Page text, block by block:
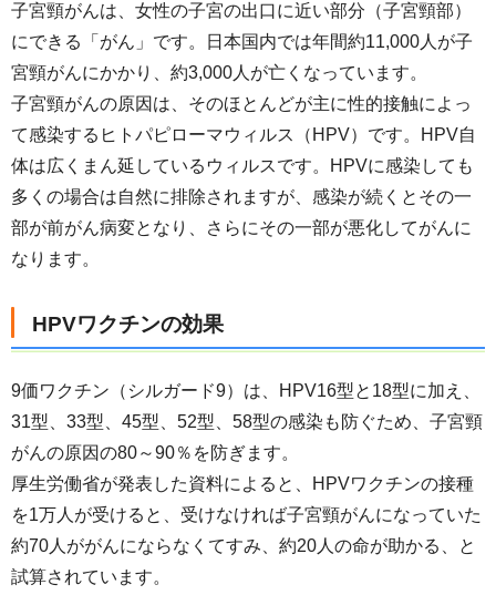
子宮頸がんは、女性の子宮の出口に近い部分（子宮頸部）
にできる「がん」です。日本国内では年間約11,000人が子
宮頸がんにかかり、約3,000人が亡くなっています。
子宮頸がんの原因は、そのほとんどが主に性的接触によっ
て感染するヒトパピローマウィルス（HPV）です。HPV自
体は広くまん延しているウィルスです。HPVに感染しても
多くの場合は自然に排除されますが、感染が続くとその一
部が前がん病変となり、さらにその一部が悪化してがんに
なります。
HPVワクチンの効果
9価ワクチン（シルガード9）は、HPV16型と18型に加え、
31型、33型、45型、52型、58型の感染も防ぐため、子宮頸
がんの原因の80～90％を防ぎます。
厚生労働省が発表した資料によると、HPVワクチンの接種
を1万人が受けると、受けなければ子宮頸がんになっていた
約70人ががんにならなくてすみ、約20人の命が助かる、と
試算されています。